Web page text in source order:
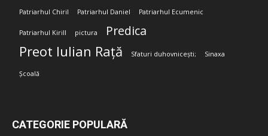
Patriarhul Chiril Patriarhul Daniel Patriarhul Ecumenic
Patriarhul Kirill pictura Predica
Preot Iulian Rață Sfaturi duhovnicești; Sinaxa
Școală
CATEGORIE POPULARĂ